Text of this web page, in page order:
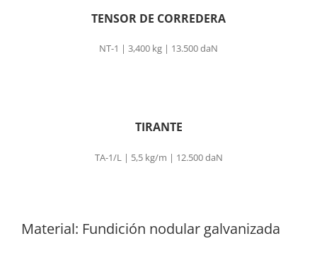
TENSOR DE CORREDERA
NT-1 | 3,400 kg | 13.500 daN
TIRANTE
TA-1/L | 5,5 kg/m | 12.500 daN
Material: Fundición nodular galvanizada